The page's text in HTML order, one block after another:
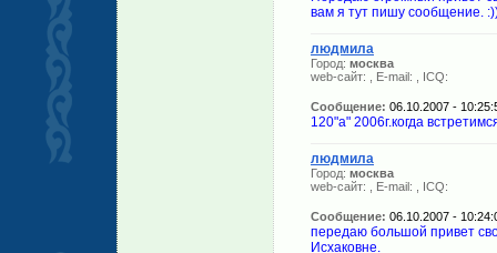
вам я тут пишу сообщение.
людмила
Город: москва
web-сайт:
, E-mail: , ICQ:
Сообщение: 06.10.2007 -
120"а" 2006г.когда
людмила
Город: москва
web-сайт:
, E-mail: , ICQ:
Сообщение: 06.10.2007 -
передаю большой привет
Исхаковне.